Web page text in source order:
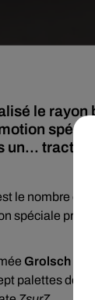
le
tracteur
le nombre
spéciale
Grolsch
palettes de